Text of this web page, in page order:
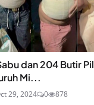
dan 204 Butir Pil
Mi...
29, 2024 0 878